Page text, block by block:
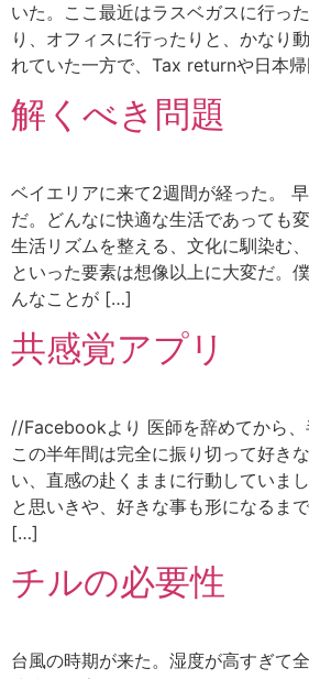
いた。ここ最近はラスベガスに行っ
り、オフィスに行ったりと、かなり
れていた一方で、Tax returnや日本
解くべき問題
ベイエリアに来て2週間が経った。
だ。どんなに快適な生活であっても
生活リズムを整える、文化に馴染む
といった要素は想像以上に大変だ。
んなことが […]
共感覚アプリ
//Facebookより 医師を辞めてから、
この半年間は完全に振り切って好き
い、直感の赴くままに行動していま
と思いきや、好きな事も形になるま
[…]
チルの必要性
台風の時期が来た。湿度が高すぎて